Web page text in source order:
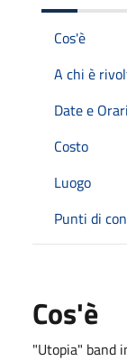
Cos'è
A chi è
Date e Orari
Costo
Luogo
Punti di
Cos'è
"Utopia" band